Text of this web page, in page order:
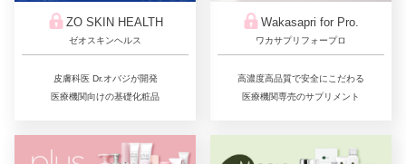
ZO SKIN HEALTH
ゼオスキンヘルス
皮膚科医 Dr.オバジが開発
医療機関向けの基礎化粧品
Wakasapri for Pro.
ワカサプリフォープロ
高濃度高品質で安全にこだわる
医療機関専売のサプリメント